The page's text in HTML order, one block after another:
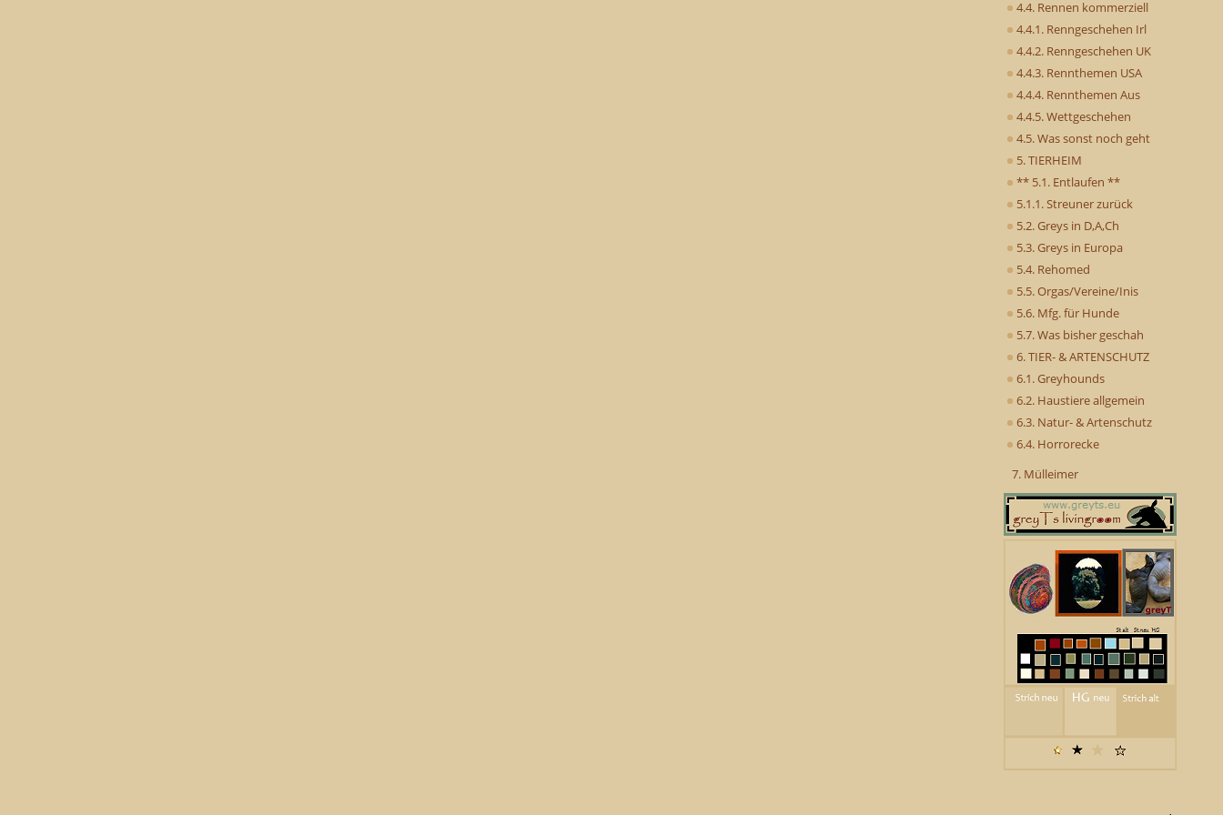
4.4. Rennen kommerziell
4.4.1. Renngeschehen Irl
4.4.2. Renngeschehen UK
4.4.3. Rennthemen USA
4.4.4. Rennthemen Aus
4.4.5. Wettgeschehen
4.5. Was sonst noch geht
5. TIERHEIM
** 5.1. Entlaufen **
5.1.1. Streuner zurück
5.2. Greys in D,A,Ch
5.3. Greys in Europa
5.4. Rehomed
5.5. Orgas/Vereine/Inis
5.6. Mfg. für Hunde
5.7. Was bisher geschah
6. TIER- & ARTENSCHUTZ
6.1. Greyhounds
6.2. Haustiere allgemein
6.3. Natur- & Artenschutz
6.4. Horrorecke
7. Mülleimer